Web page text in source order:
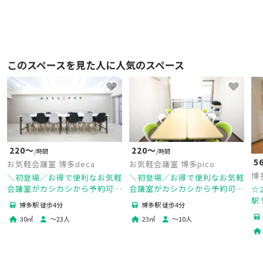
このスペースを見た人に人気のスペース
220〜/時間
お気軽会議室 博多deca
＼初登場／お得で便利なお気軽
会議室がカシカシから予約可能
になりました📣駅徒歩4分/23
人収容/24時間営業/当日予約可
博多駅 徒歩4分
30㎡ 〜23人
220〜/時間
お気軽会議室 博多pico
＼初登場／お得で便利なお気軽
会議室がカシカシから予約可能
になりました📣無制限高速
wifi/博多駅徒歩4分/14人収容/
完全個室/当日予約可
博多駅 徒歩4分
23㎡ 〜10人
博
駅